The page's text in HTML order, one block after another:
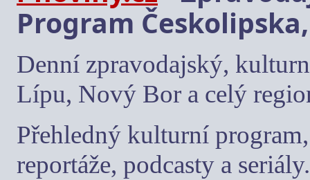
Program
Denní zpravodajský,
Lípu, Nový Bor a celý
Přehledný kulturní
reportáže, podcasty a seriály.